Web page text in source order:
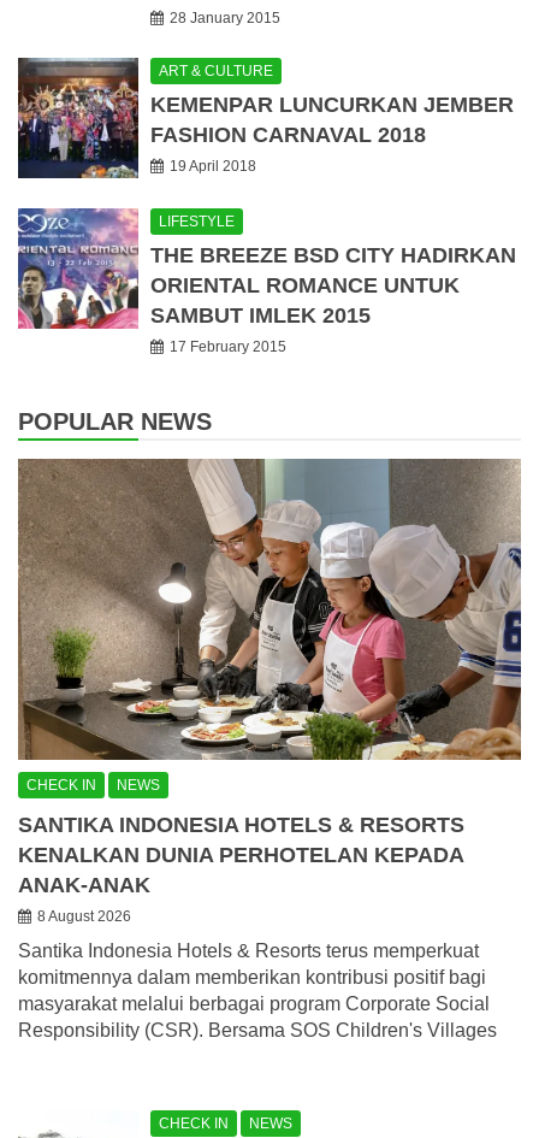
28 January 2015
ART & CULTURE
KEMENPAR LUNCURKAN JEMBER
FASHION CARNAVAL 2018
19 April 2018
LIFESTYLE
THE BREEZE BSD CITY HADIRKAN
ORIENTAL ROMANCE UNTUK
SAMBUT IMLEK 2015
17 February 2015
POPULAR NEWS
CHECK IN NEWS
SANTIKA INDONESIA HOTELS & RESORTS
KENALKAN DUNIA PERHOTELAN KEPADA
ANAK-ANAK
8 August 2026
Santika Indonesia Hotels & Resorts terus memperkuat
komitmennya dalam memberikan kontribusi positif bagi
masyarakat melalui berbagai program Corporate Social
Responsibility (CSR). Bersama SOS Children's Villages
CHECK IN NEWS